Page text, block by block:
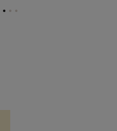
AllerAllerAller